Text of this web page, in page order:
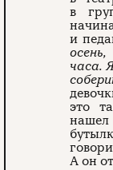
в
и
часа.
это
нашел
А он